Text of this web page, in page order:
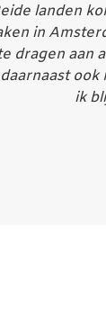
landen
in
dragen aan
ik